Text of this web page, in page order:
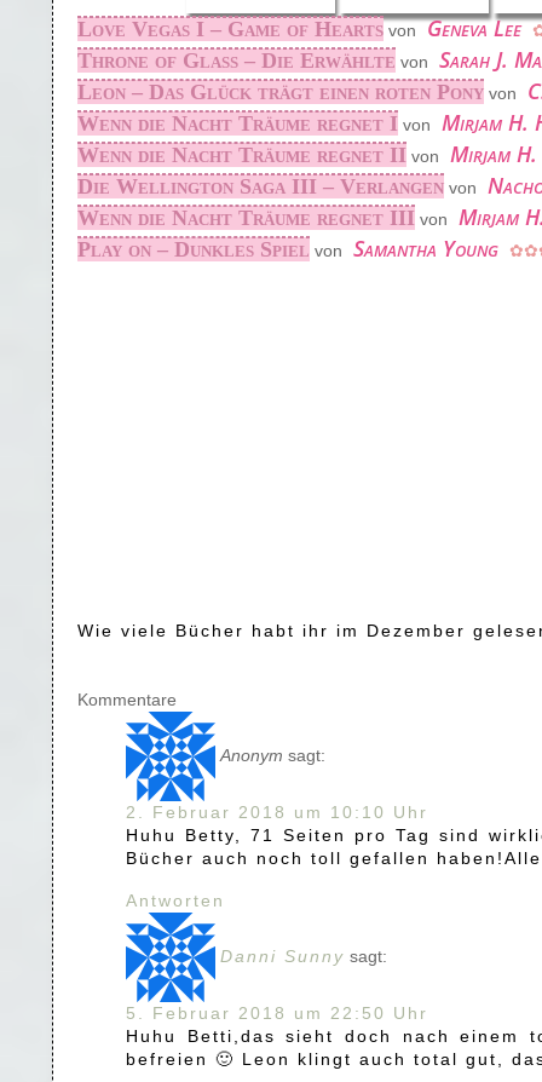
Love Vegas I – Game of Hearts von Geneva Lee
Throne of Glass – Die Erwählte von Sarah J.
Leon – Das Glück trägt einen roten Pony von
Wenn die Nacht Träume regnet I von Mirjam H.
Wenn die Nacht Träume regnet II von Mirjam
Die Wellington Saga III – Verlangen von
Wenn die Nacht Träume regnet III von Mirjam
Play on – Dunkles Spiel von Samantha Young
Wie viele Bücher habt ihr im Dezember
Kommentare
Anonym sagt:
2. Februar 2018 um 10:10 Uhr
Huhu Betty, 71 Seiten pro Tag sind
Bücher auch noch toll gefallen
Antworten
Danni Sunny sagt:
5. Februar 2018 um 22:50 Uhr
Huhu Betti,das sieht doch nach einem
befreien 🙂 Leon klingt auch total gut,